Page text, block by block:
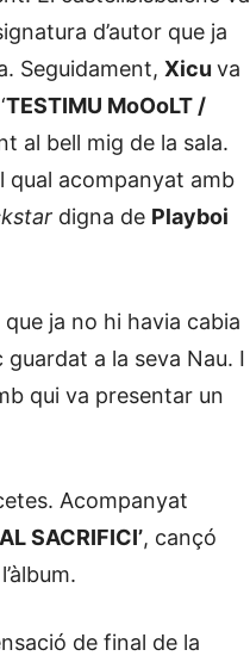
d’autor que ja
Seguidament, Xicu va
TESTIMU MoOoLT /
al bell mig de la sala.
qual acompanyat amb
digna de Playboi
ja no hi havia cabia
a la seva Nau. I
qui va presentar un
Acompanyat
SACRIFICI’, cançó
de final de la